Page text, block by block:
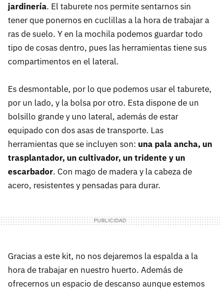
jardinería. El taburete nos permite sentarnos sin
tener que ponernos en cuclillas a la hora de trabajar a
ras de suelo. Y en la mochila podemos guardar todo
tipo de cosas dentro, pues las herramientas tiene sus
compartimentos en el lateral.
Es desmontable, por lo que podemos usar el taburete,
por un lado, y la bolsa por otro. Esta dispone de un
bolsillo grande y uno lateral, además de estar
equipado con dos asas de transporte. Las
herramientas que se incluyen son: una pala ancha, un
trasplantador, un cultivador, un tridente y un
escarbador. Con mago de madera y la cabeza de
acero, resistentes y pensadas para durar.
Gracias a este kit, no nos dejaremos la espalda a la
hora de trabajar en nuestro huerto. Además de
ofrecernos un espacio de descanso aunque estemos